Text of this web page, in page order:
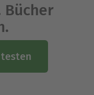
Bücher